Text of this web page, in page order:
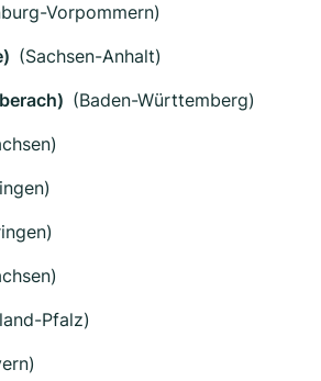
Vorpommern)
(Sachsen-Anhalt)
(Baden-Württemberg)
Pfalz)